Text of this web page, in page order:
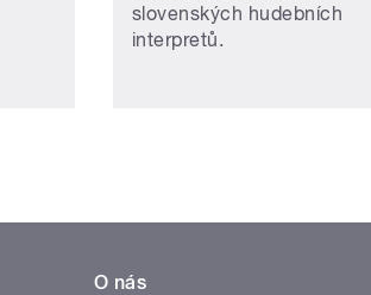
slovenských hudebních
interpretů.
O nás